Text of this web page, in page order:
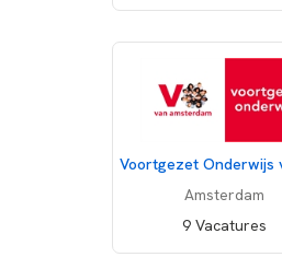
Amsterdam
9 Vacatures